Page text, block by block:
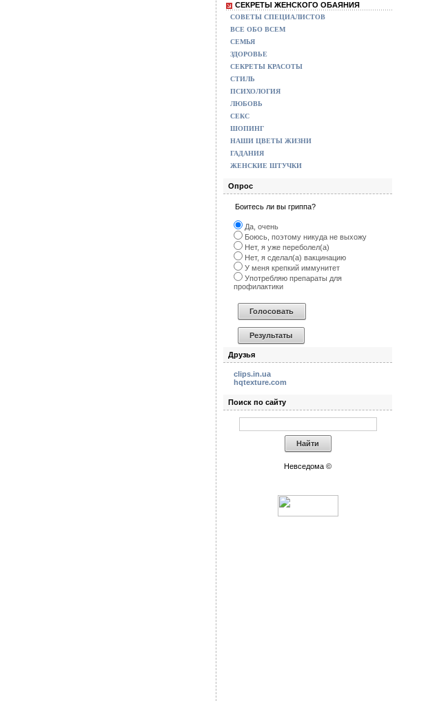
СЕКРЕТЫ ЖЕНСКОГО ОБАЯНИЯ
СОВЕТЫ СПЕЦИАЛИСТОВ
ВСЕ ОБО ВСЕМ
СЕМЬЯ
ЗДОРОВЬЕ
СЕКРЕТЫ КРАСОТЫ
СТИЛЬ
ПСИХОЛОГИЯ
ЛЮБОВЬ
СЕКС
ШОПИНГ
НАШИ ЦВЕТЫ ЖИЗНИ
ГАДАНИЯ
ЖЕНСКИЕ ШТУЧКИ
Опрос
Боитесь ли вы гриппа?
Да, очень
Боюсь, поэтому никуда не выхожу
Нет, я уже переболел(а)
Нет, я сделал(а) вакцинацию
У меня крепкий иммунитет
Употребляю препараты для
профилактики
Друзья
clips.in.ua
hqtexture.com
Поиск по сайту
Невседома ©